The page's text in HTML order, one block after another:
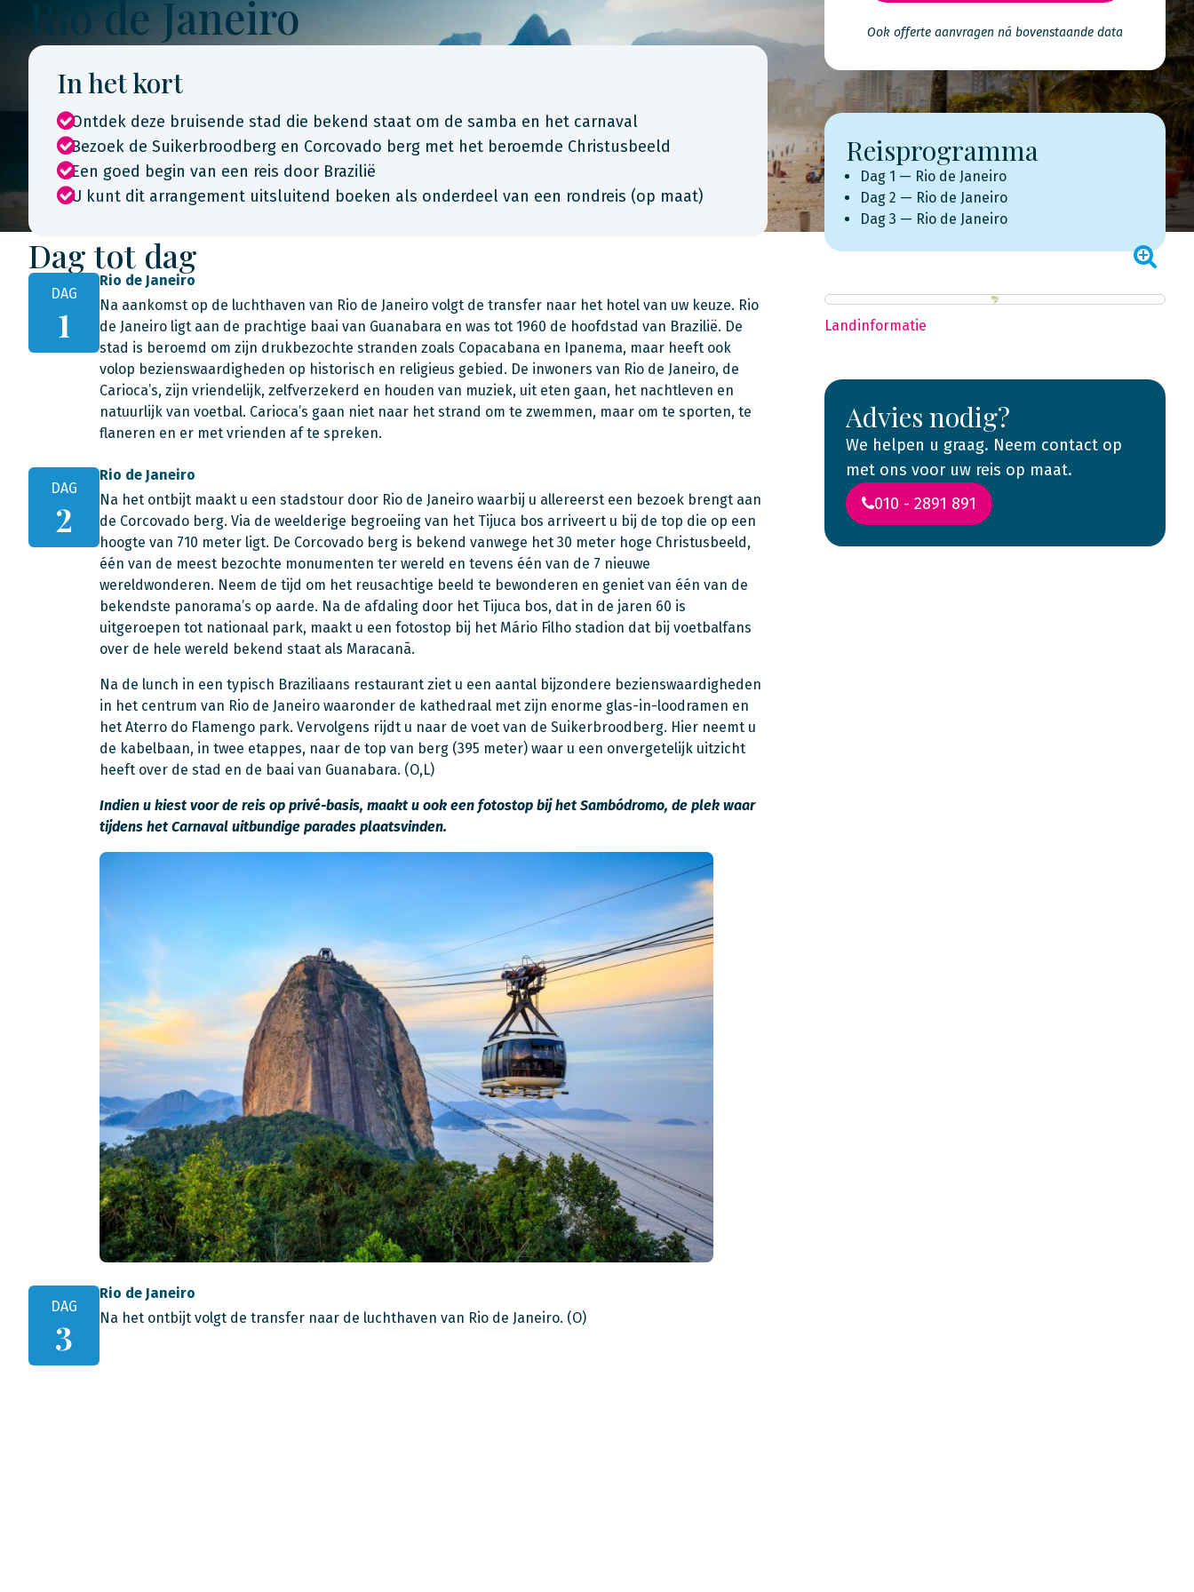
Rio de Janeiro
In het kort
Ontdek deze bruisende stad die bekend staat om de samba en het carnaval
Bezoek de Suikerbroodberg en Corcovado berg met het beroemde Christusbeeld
Een goed begin van een reis door Brazilië
U kunt dit arrangement uitsluitend boeken als onderdeel van een rondreis (op maat)
Dag tot dag
DAG
1
Rio de Janeiro
Na aankomst op de luchthaven van Rio de Janeiro volgt de transfer naar het hotel van uw keuze. Rio
de Janeiro ligt aan de prachtige baai van Guanabara en was tot 1960 de hoofdstad van Brazilië. De
stad is beroemd om zijn drukbezochte stranden zoals Copacabana en Ipanema, maar heeft ook
volop bezienswaardigheden op historisch en religieus gebied. De inwoners van Rio de Janeiro, de
Carioca’s, zijn vriendelijk, zelfverzekerd en houden van muziek, uit eten gaan, het nachtleven en
natuurlijk van voetbal. Carioca’s gaan niet naar het strand om te zwemmen, maar om te sporten, te
flaneren en er met vrienden af te spreken.
DAG
2
Rio de Janeiro
Na het ontbijt maakt u een stadstour door Rio de Janeiro waarbij u allereerst een bezoek brengt aan
de Corcovado berg. Via de weelderige begroeiing van het Tijuca bos arriveert u bij de top die op een
hoogte van 710 meter ligt. De Corcovado berg is bekend vanwege het 30 meter hoge Christusbeeld,
één van de meest bezochte monumenten ter wereld en tevens één van de 7 nieuwe
wereldwonderen. Neem de tijd om het reusachtige beeld te bewonderen en geniet van één van de
bekendste panorama’s op aarde. Na de afdaling door het Tijuca bos, dat in de jaren 60 is
uitgeroepen tot nationaal park, maakt u een fotostop bij het Mário Filho stadion dat bij voetbalfans
over de hele wereld bekend staat als Maracanã.
Na de lunch in een typisch Braziliaans restaurant ziet u een aantal bijzondere bezienswaardigheden
in het centrum van Rio de Janeiro waaronder de kathedraal met zijn enorme glas-in-loodramen en
het Aterro do Flamengo park. Vervolgens rijdt u naar de voet van de Suikerbroodberg. Hier neemt u
de kabelbaan, in twee etappes, naar de top van berg (395 meter) waar u een onvergetelijk uitzicht
heeft over de stad en de baai van Guanabara. (O,L)
Indien u kiest voor de reis op privé-basis, maakt u ook een fotostop bij het Sambódromo, de plek waar
tijdens het Carnaval uitbundige parades plaatsvinden.
DAG
3
Rio de Janeiro
Na het ontbijt volgt de transfer naar de luchthaven van Rio de Janeiro. (O)
Ook offerte aanvragen ná bovenstaande data
Reisprogramma
Dag 1 — Rio de Janeiro
Dag 2 — Rio de Janeiro
Dag 3 — Rio de Janeiro
Landinformatie
Advies nodig?
We helpen u graag. Neem contact op
met ons voor uw reis op maat.
010 - 2891 891